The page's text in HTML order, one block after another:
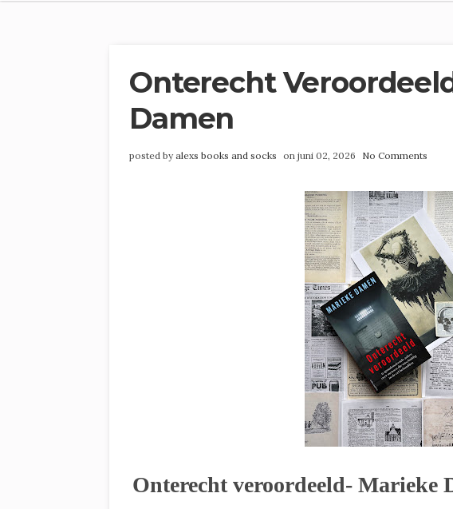
Onterecht
Damen
posted byalexs books and socks on juni 02, 2026 No Comments
Onterecht veroordeeld- Marieke